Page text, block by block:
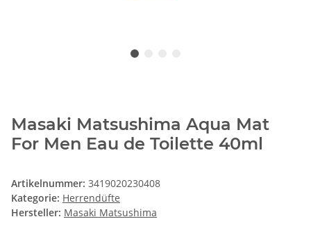
Masaki Matsushima Aqua Mat
For Men Eau de Toilette 40ml
Artikelnummer: 3419020230408
Kategorie: Herrendüfte
Hersteller: Masaki Matsushima